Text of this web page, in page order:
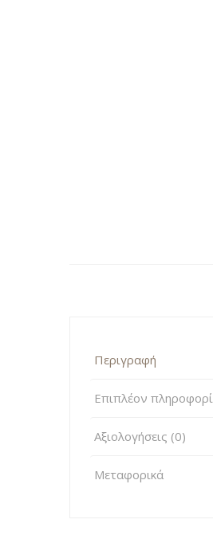
Περιγραφή
Επιπλέον
Αξιολογήσεις (0)
Μεταφορικά